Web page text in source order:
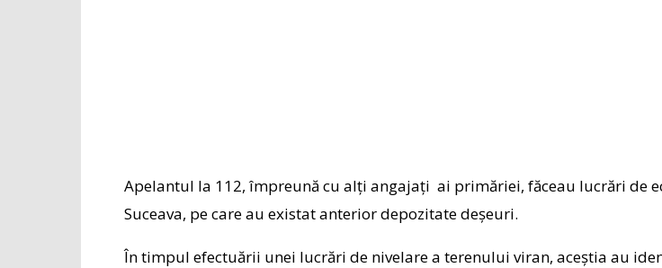
Apelantul la 112, împreună cu alți angajați ai primăriei, făceau lucrări de
Suceava, pe care au existat anterior depozitate deșeuri.
În timpul efectuării unei lucrări de nivelare a terenului viran, aceștia au